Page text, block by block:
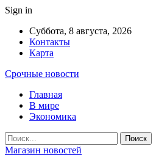
Sign in
Суббота, 8 августа, 2026
Контакты
Карта
Срочные новости
Главная
В мире
Экономика
Магазин новостей